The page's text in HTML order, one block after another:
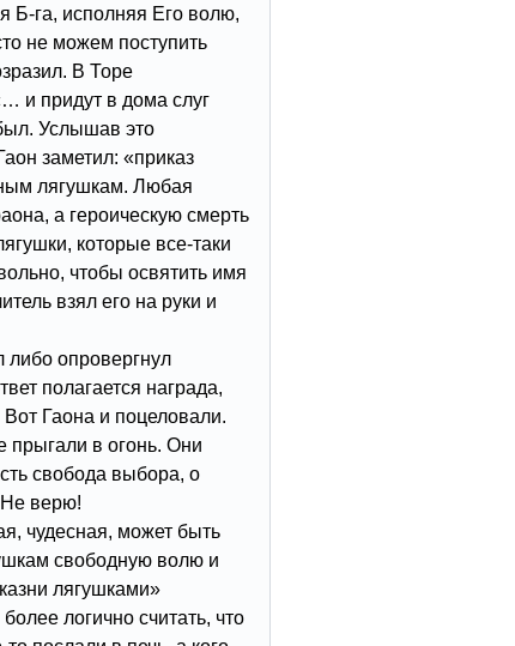
Б-га, исполняя Его волю,
не можем поступить
В Торе
и придут в дома слуг
Услышав это
заметил: «приказ
лягушкам. Любая
а героическую смерть
которые все-таки
чтобы освятить имя
взял его на руки и
либо опровергнул
полагается награда,
Гаона и поцеловали.
прыгали в огонь. Они
свобода выбора, o
Не верю!
чудесная, может быть
свободную волю и
лягушками»
логично считать, что